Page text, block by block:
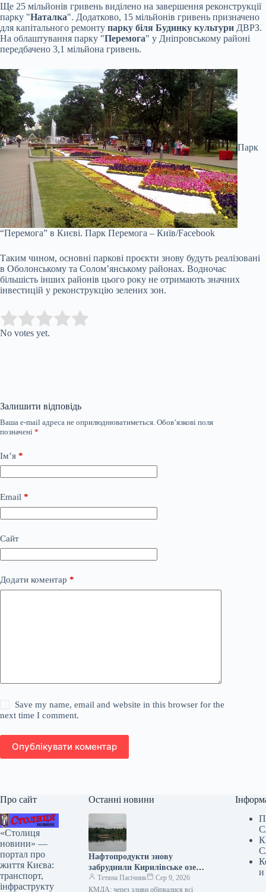
Ще 25 мільйонів гривень виділено на завершення реконструкції
парку "Наталка". Додатково, 15 мільйонів гривень призначено
для капітального ремонту парку біля Будинку культури ДВРЗ.
На облаштування парку "Перемога" у Дніпровському районі
передбачено 3,1 мільйона гривень.
Парк
“Перемога” в Києві. Парк Перемога – Київ/Facebook
Таким чином, основні паркові проєкти знову будуть реалізовані
в Оболонському та Солом’янському районах. Водночас
більшість інших районів цього року не отримають значних
інвестицій у реконструкцію зелених зон.
Rate this item:
No votes yet.
Залишити відповідь
Ваша e-mail адреса не оприлюднюватиметься. Обов’язкові поля
позначені *
Ім’я *
Email *
Сайт
Додати коментар *
Save my name, email and website in this browser for the
next time I comment.
Опублікувати коментар
Про сайт
«Столиця
новини» —
портал про
життя Києва:
транспорт,
інфраструкту
Останні новини
Нафтопродукти знову
забруднили Кирилівське озеро
у Києві.
Тетяна Пасічник
Сер 9, 2026
КМДА: через зливи обірвалися всі
и